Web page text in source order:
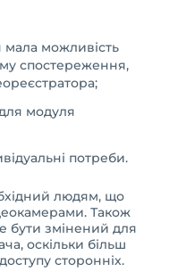
можливість
спостереження,
модуля
потреби.
людям, що
Також
бути змінений для
оскільки більш
сторонніх.